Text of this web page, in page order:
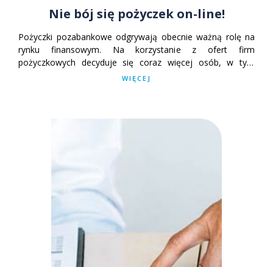
Nie bój się pożyczek on-line!
Pożyczki pozabankowe odgrywają obecnie ważną rolę na
rynku finansowym. Na korzystanie z ofert firm
pożyczkowych decyduje się coraz więcej osób, w tym
przedsiębiorców, którzy potrzebują środków do
WIĘCEJ